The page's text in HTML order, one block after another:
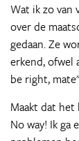
Wat ik zo van
over de
gedaan. Ze
erkend, ofwel
be right,
Maakt dat
No way! Ik ga